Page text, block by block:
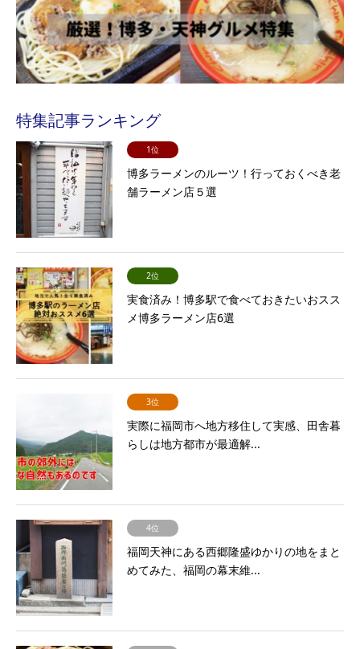
特集記事ランキング
1位
博多ラーメンのルーツ！行っておくべき老
舗ラーメン店５選
2位
実食済み！博多駅で食べておきたいおスス
メ博多ラーメン店6選
3位
実際に福岡市へ地方移住して実感、田舎暮
らしは地方都市が最適解...
4位
福岡天神にある西郷隆盛ゆかりの地をまと
めてみた、福岡の幕末維...